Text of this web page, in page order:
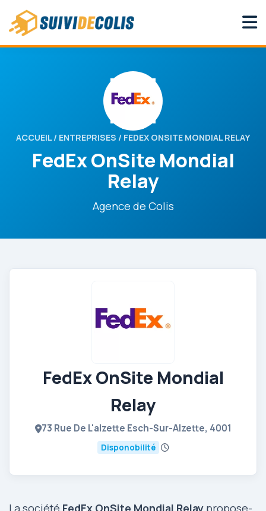
ACCUEIL/ ENTREPRISES / FEDEX ONSITE MONDIAL RELAY
FedEx OnSite Mondial
Relay
Agence de Colis
FedEx OnSite Mondial
Relay
73 Rue De L'alzette Esch-Sur-Alzette, 4001
Disponobilité
La société FedEx OnSite Mondial Relay propose-